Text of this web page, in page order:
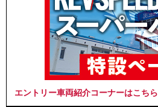
エントリー車両紹介コーナーはこちら